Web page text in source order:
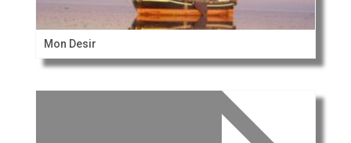
Mon Desir